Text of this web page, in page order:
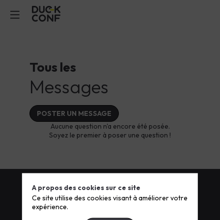
Tous les
Messages
POSTER UN MESSAGE
Aucune question n'a encore été posée.
Soyez le premier à poser une question !
Articles comptes rendus
A propos des cookies sur ce site
Ce site utilise des cookies visant à améliorer votre
expérience.